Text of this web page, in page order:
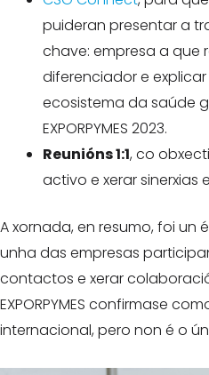
puideran presentar a
chave: empresa a que
diferenciador e
ecosistema da saúde
EXPORPYMES 2023.
Reunións 1:1, co
activo e xerar sinerxias
A xornada, en resumo, foi un
unha das empresas
contactos e xerar
EXPORPYMES confirmase
internacional, pero non é o